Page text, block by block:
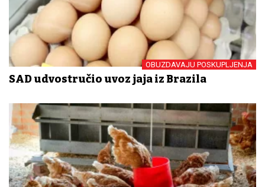
OBUZDAVAJU POSKUPLJENJA
SAD udvostručio uvoz jaja iz Brazila